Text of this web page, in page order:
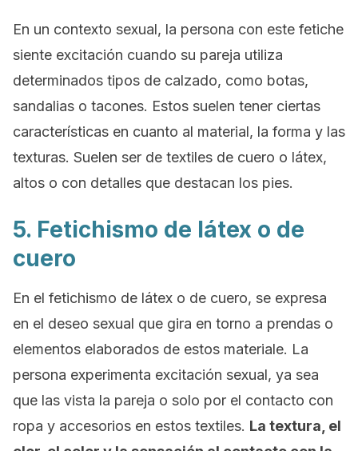
En un contexto sexual, la persona con este fetiche
siente excitación cuando su pareja utiliza
determinados tipos de calzado, como botas,
sandalias o tacones. Estos suelen tener ciertas
características en cuanto al material, la forma y las
texturas. Suelen ser de textiles de cuero o látex,
altos o con detalles que destacan los pies.
5. Fetichismo de látex o de
cuero
En el fetichismo de látex o de cuero, se expresa
en el deseo sexual que gira en torno a prendas o
elementos elaborados de estos materiale. La
persona experimenta excitación sexual, ya sea
que las vista la pareja o solo por el contacto con
ropa y accesorios en estos textiles. La textura, el